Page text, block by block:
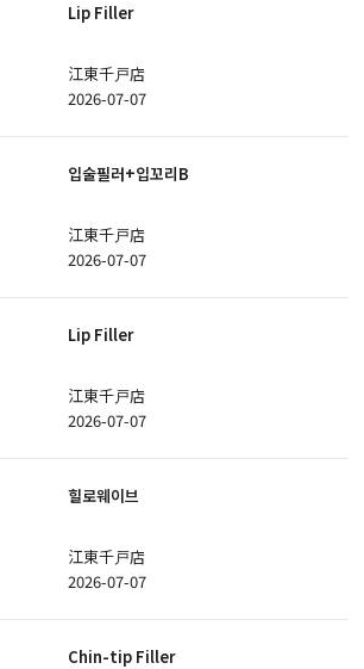
Lip Filler
江東千戸店
2026-07-07
입술필러+입꼬리B
江東千戸店
2026-07-07
Lip Filler
江東千戸店
2026-07-07
힐로웨이브
江東千戸店
2026-07-07
Chin-tip Filler